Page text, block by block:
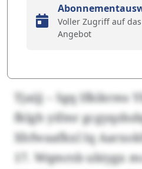
Voller Zugriff auf
Angebot
Tjaijj – Sgq Ifkikrms
fklgh yifmr
Xhfwaafkxl lq
17. Wqmrsb ubiygx